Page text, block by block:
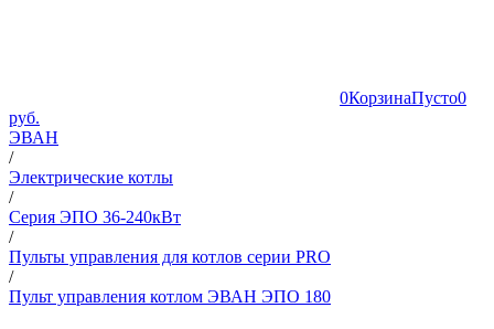
0КорзинаПусто0
руб.
ЭВАН
/
Электрические котлы
/
Серия ЭПО 36-240кВт
/
Пульты управления для котлов серии PRO
/
Пульт управления котлом ЭВАН ЭПО 180